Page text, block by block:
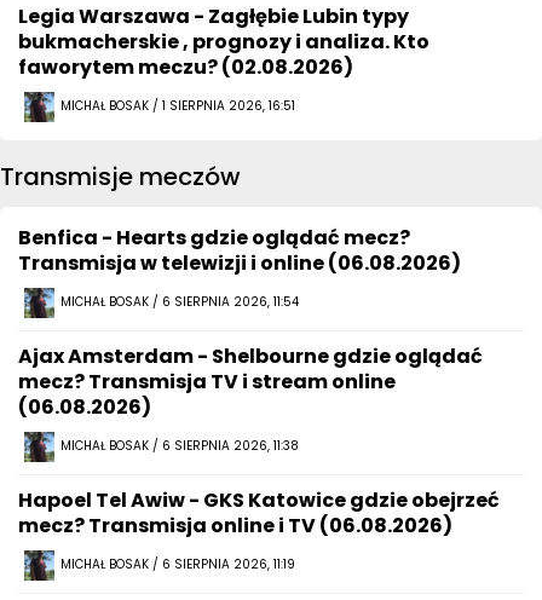
Legia Warszawa - Zagłębie Lubin typy
bukmacherskie , prognozy i analiza. Kto
faworytem meczu? (02.08.2026)
MICHAŁ BOSAK / 1 SIERPNIA 2026, 16:51
Transmisje meczów
Benfica - Hearts gdzie oglądać mecz?
Transmisja w telewizji i online (06.08.2026)
MICHAŁ BOSAK / 6 SIERPNIA 2026, 11:54
Ajax Amsterdam - Shelbourne gdzie oglądać
mecz? Transmisja TV i stream online
(06.08.2026)
MICHAŁ BOSAK / 6 SIERPNIA 2026, 11:38
Hapoel Tel Awiw - GKS Katowice gdzie obejrzeć
mecz? Transmisja online i TV (06.08.2026)
MICHAŁ BOSAK / 6 SIERPNIA 2026, 11:19